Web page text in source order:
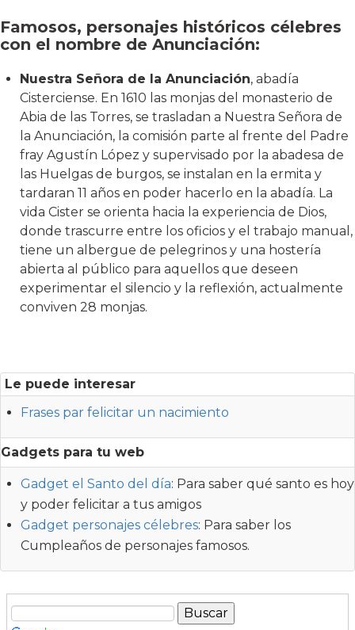
Famosos, personajes históricos célebres
con el nombre de Anunciación:
Nuestra Señora de la Anunciación, abadía
Cisterciense. En 1610 las monjas del monasterio de
Abia de las Torres, se trasladan a Nuestra Señora de
la Anunciación, la comisión parte al frente del Padre
fray Agustín López y supervisado por la abadesa de
las Huelgas de burgos, se instalan en la ermita y
tardaran 11 años en poder hacerlo en la abadía. La
vida Cister se orienta hacia la experiencia de Dios,
donde trascurre entre los oficios y el trabajo manual,
tiene un albergue de pelegrinos y una hostería
abierta al público para aquellos que deseen
experimentar el silencio y la reflexión, actualmente
conviven 28 monjas.
Le puede interesar
Frases par felicitar un nacimiento
Gadgets para tu web
Gadget el Santo del día: Para saber qué santo es hoy
y poder felicitar a tus amigos
Gadget personajes célebres: Para saber los
Cumpleaños de personajes famosos.